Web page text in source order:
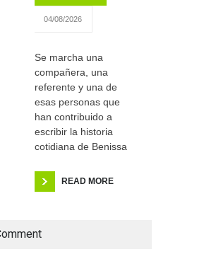
04/08/2026
Se marcha una
compañera, una
referente y una de
esas personas que
han contribuido a
escribir la historia
cotidiana de Benissa
READ MORE